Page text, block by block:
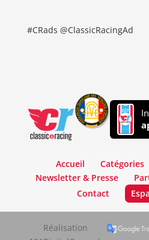
#CRads @ClassicRacingAd
Accueil Catégories
Newsletter & Presse
Contact
Réalisation